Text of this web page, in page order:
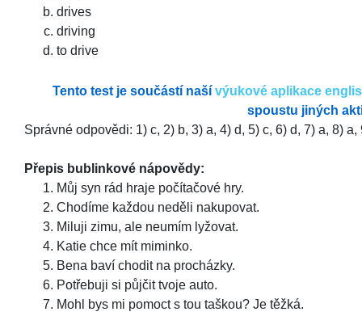
drives
driving
to drive
Tento test je součástí naší výukové aplikace
spoustu jiných
Správné odpovědi: 1) c, 2) b, 3) a, 4) d, 5) c, 6) d, 7) a, 8) a,
Přepis bublinkové nápovědy:
Můj syn rád hraje počítačové hry.
Chodíme každou neděli nakupovat.
Miluji zimu, ale neumím lyžovat.
Katie chce mít miminko.
Bena baví chodit na procházky.
Potřebuji si půjčit tvoje auto.
Mohl bys mi pomoct s tou taškou? Je těžká.